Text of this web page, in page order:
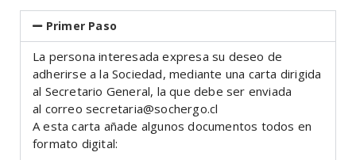
Primer Paso
La persona interesada expresa su deseo de
adherirse a la Sociedad, mediante una carta dirigida
al Secretario General, la que debe ser enviada
al correo secretaria@sochergo.cl
A esta carta añade algunos documentos todos en
formato digital: